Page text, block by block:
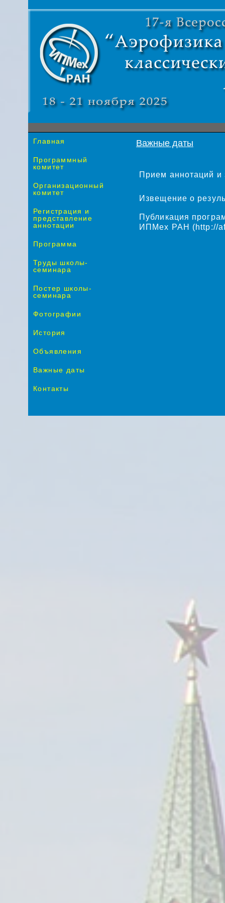
Главная
Программный
комитет
Организационный
комитет
Регистрация и
представление
аннотации
Программа
Труды школы-
семинара
Постер школы-
семинара
Фотографии
История
Объявления
Важные даты
Контакты
Важные даты
Прием аннотаций и
Извещение о
Публикация
ИПМех РАН (http://